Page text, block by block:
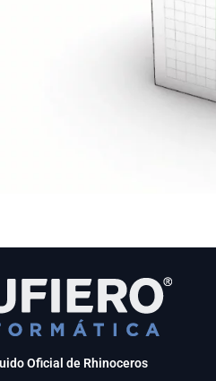
Oficial de Rhinoceros